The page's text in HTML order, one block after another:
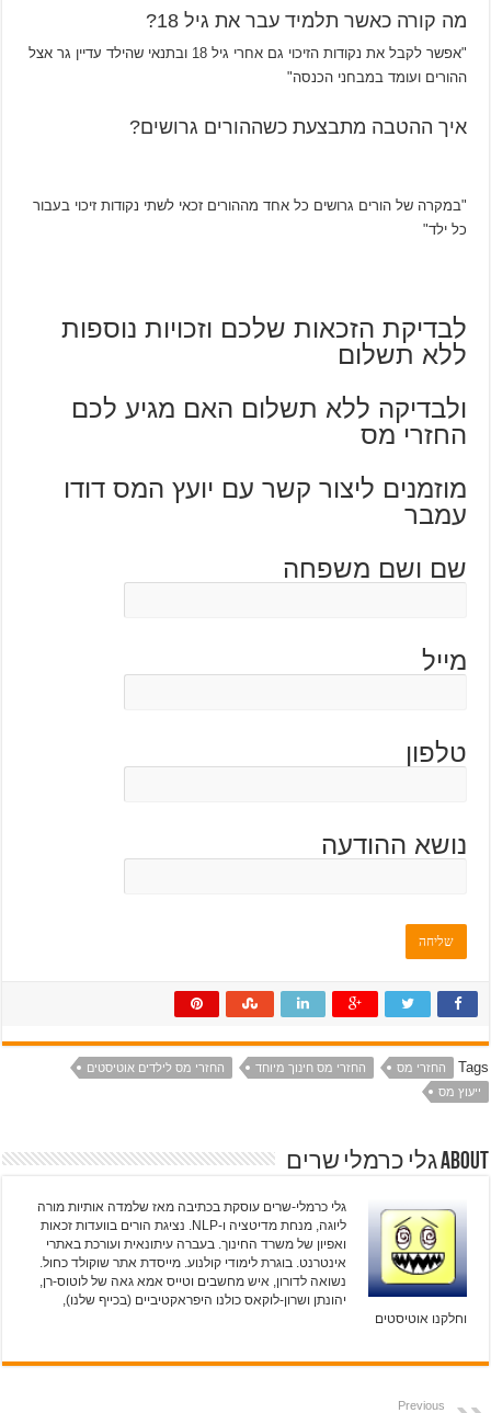
מה קורה כאשר תלמיד עבר את גיל 18?
"אפשר לקבל את נקודות הזיכוי גם אחרי גיל 18 ובתנאי שהילד עדיין גר אצל
ההורים ועומד במבחני הכנסה"
איך ההטבה מתבצעת כשההורים גרושים?
"במקרה של הורים גרושים כל אחד מההורים זכאי לשתי נקודות זיכוי בעבור
כל ילד"
לבדיקת הזכאות שלכם וזכויות נוספות
ללא תשלום
ולבדיקה ללא תשלום האם מגיע לכם
החזרי מס
מוזמנים ליצור קשר עם יועץ המס דודו
עמבר
שם ושם משפחה
מייל
טלפון
נושא ההודעה
Tags החזרי מס החזרי מס חינוך מיוחד
החזרי מס לילדים אוטיסטים
ייעוץ מס
About גלי כרמלי שרים
גלי כרמלי-שרים עוסקת בכתיבה מאז שלמדה אותיות מורה
ליוגה, מנחת מדיטציה ו-NLP. נציגת הורים בוועדות זכאות
ואפיון של משרד החינוך. בעברה עיתונאית ועורכת באתרי
אינטרנט. בוגרת לימודי קולנוע. מייסדת אתר שוקולד כחול.
נשואה לדורון, איש מחשבים וטייס אמא גאה של לוטוס-רן,
יהונתן ושרון-לוקאס כולנו היפראקטיביים (בכייף שלנו),
וחלקנו אוטיסטים
Previous